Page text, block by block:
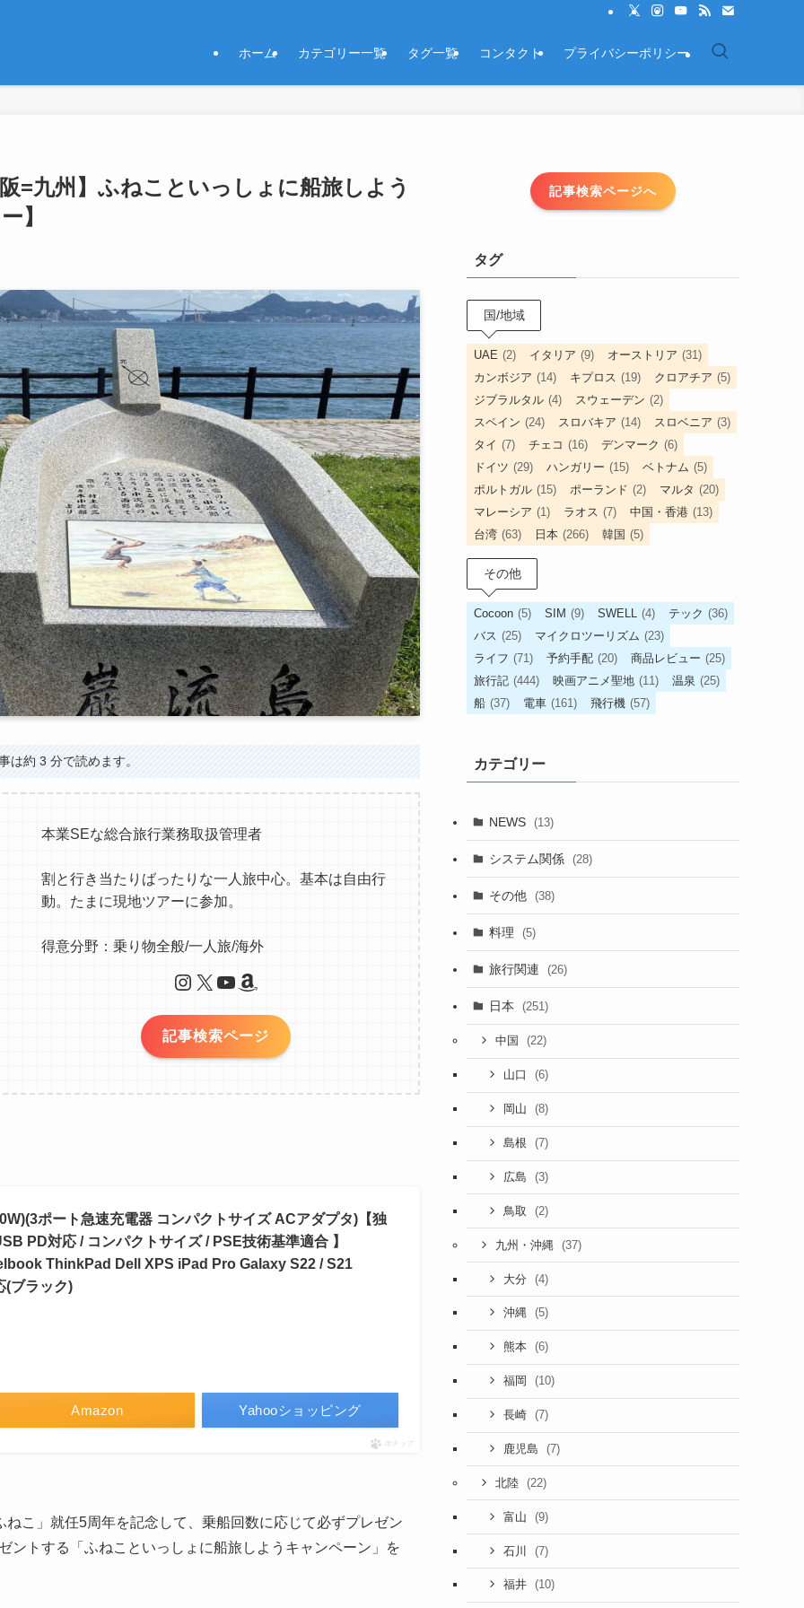
ホーム カテゴリー一覧 タグ一覧 コンタクト プライバシーポリシー
=九州】ふねこといっしょに船旅しよう
】
は約 3 分で読めます。
本業SEな総合旅行業務取扱管理者
割と行き当たりばったりな一人旅中心。基本は自由行
動。たまに現地ツアーに参加。
得意分野：乗り物全般/一人旅/海外
Instagram X YouTube Amazon
記事検索ページ
ポート急速充電器 コンパクトサイズ ACアダプタ)【独
PD対応 / コンパクトサイズ / PSE技術基準適合 】
ThinkPad Dell XPS iPad Pro Galaxy S22 / S21
(ブラック)
Amazon Yahooショッピング
ポチップ
こ」就任5周年を記念して、乗船回数に応じて必ずプレゼン
ントする「ふねこといっしょに船旅しようキャンペーン」を
記事検索ページへ
タグ
国/地域
UAE (2) イタリア (9) オーストリア (31)
カンボジア (14) キプロス (19) クロアチア (5)
ジブラルタル (4) スウェーデン (2)
スペイン (24) スロバキア (14) スロベニア (3)
タイ (7) チェコ (16) デンマーク (6)
ドイツ (29) ハンガリー (15) ベトナム (5)
ポルトガル (15) ポーランド (2) マルタ (20)
マレーシア (1) ラオス (7) 中国・香港 (13)
台湾 (63) 日本 (266) 韓国 (5)
その他
Cocoon (5) SIM (9) SWELL (4) テック (36)
バス (25) マイクロツーリズム (23)
ライフ (71) 予約手配 (20) 商品レビュー (25)
旅行記 (444) 映画アニメ聖地 (11) 温泉 (25)
船 (37) 電車 (161) 飛行機 (57)
カテゴリー
NEWS (13)
システム関係 (28)
その他 (38)
料理 (5)
旅行関連 (26)
日本 (251)
中国 (22)
山口 (6)
岡山 (8)
島根 (7)
広島 (3)
鳥取 (2)
九州・沖縄 (37)
大分 (4)
沖縄 (5)
熊本 (6)
福岡 (10)
長崎 (7)
鹿児島 (7)
北陸 (22)
富山 (9)
石川 (7)
福井 (10)